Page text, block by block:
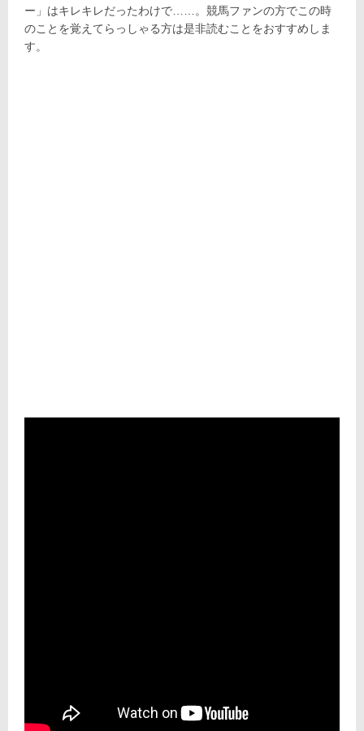
ー」はキレキレだったわけで……。競馬ファンの方でこの時
のことを覚えてらっしゃる方は是非読むことをおすすめしま
す。